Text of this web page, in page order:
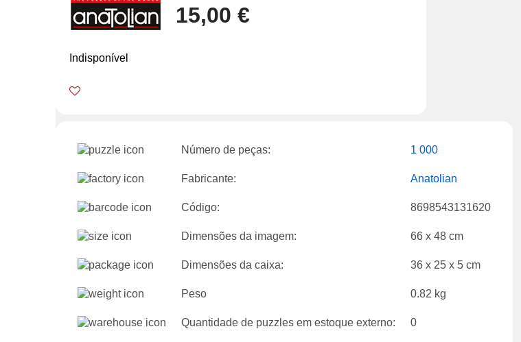
15,00 €
Indisponível
Número de peças: 1 000
Fabricante: Anatolian
Código: 8698543131620
Dimensões da imagem: 66 x 48 cm
Dimensões da caixa: 36 x 25 x 5 cm
Peso 0.82 kg
Quantidade de puzzles em estoque externo: 0